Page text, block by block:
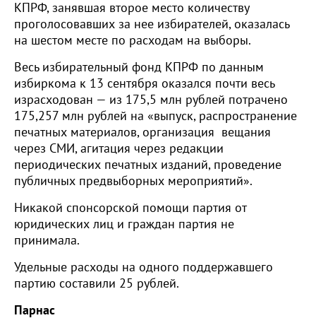
КПРФ, занявшая второе место количеству
проголосовавших за нее избирателей, оказалась
на шестом месте по расходам на выборы.
Весь избирательный фонд КПРФ по данным
избиркома к 13 сентября оказался почти весь
израсходован — из 175,5 млн рублей потрачено
175,257 млн рублей на «выпуск, распространение
печатных материалов, организация вещания
через СМИ, агитация через редакции
периодических печатных изданий, проведение
публичных предвыборных мероприятий».
Никакой спонсорской помощи партия от
юридических лиц и граждан партия не
принимала.
Удельные расходы на одного поддержавшего
партию составили 25 рублей.
Парнас